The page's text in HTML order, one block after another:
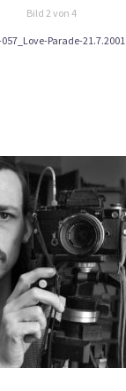
Bild 2 von 4
Parade-21.7.2001